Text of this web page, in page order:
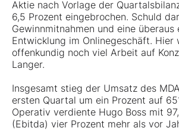
Aktie nach Vorlage der
6,5 Prozent eingebrochen. Schuld
Gewinnmitnahmen und eine überaus
Entwicklung im Onlinegeschäft. Hier
offenkundig noch viel Arbeit auf
Langer.
Insgesamt stieg der Umsatz des
ersten Quartal um ein Prozent auf
Operativ verdiente Hugo Boss mit
(Ebitda) vier Prozent mehr als vor